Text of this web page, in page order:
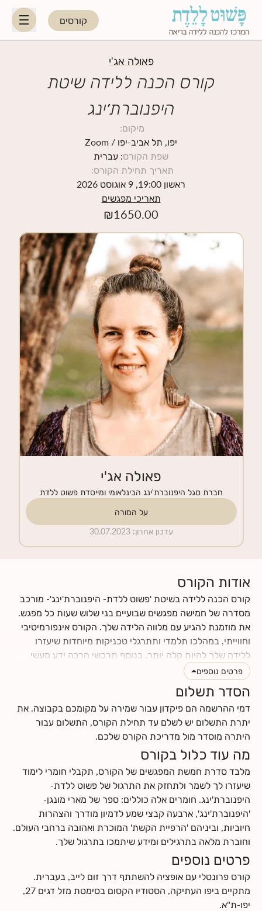
קורסים
היפנוברת׳ינג
לקראת ההורות
תאריכי קורסים קרובים
בלוג
חנות
צרי קשר
פאולה אג'י
קורס הכנה ללידה שיטת
היפנוברת׳ינג
מיקום:
יפו, תל אביב-יפו / Zoom
שפת הקורס: עברית
תאריך תחילת הקורס:
ראשון 19:00, 9 אוגוסט 2026
תאריכי מפגשים
₪1650.00
פאולה אג'י
חברת סגל היפנוברת'ינג הבינלאומי ומייסדת פשוט ללדת
על המורה
עדכון אחרון:
30.07.2023
אודות הקורס
קורס הכנה ללידה בשיטת 'פשוט ללדת- היפנוברת'ינג'- מורכב
מסדרה של חמישה מפגשים שבועיים בני שלוש שעות כל מפגש.
את מוזמנת להגיע עם מלווה הלידה שלך. הקורס אינפורמיטיבי
וחווייתי, במהלכו תלמדי ותתרגלי טכניקות מיוחדות שיעזרו
ללידה שלך להיות קלה יותר. בנוסף תרכשי הרבה ידע מעשי
וטיפים לתקופת ההריון והלידה. תינתן לך ההזדמנות לעבור
תהליך מהנה של הבאת מודעות עצמית לגוף ולנפש שלך, תגלי
כמה הם מושפעים אחד מהשני, וכמה הם יכולים לתרום ולתמוך
בלידה עדינה כאשר לומדים להרפות אותם. את ומלווה הלידה
שלך תרכשו ידע ותפתחו כישורי תקשורת אחד עם השנייה, עם
התינוק.ת שלכם ועם הצוות הרפואי.
לחצי כאןלקרוא עוד על תוכן הקורס
לחציכאןלמצוא מידע על החזרי ביטוח
פרטים נוספים
הסדר תשלום
דמי ההרשמה הם פיקדון עבור שמירה על מקומכם בקבוצה. את
יתרת התשלום יש לשלם עד תחילת הקורס, התשלום עבור
היתרה מוסדר מול מדריכת הקורס שלכם.
מה עוד כלול בקורס
מלבד סדרת חמשת המפגשים של הקורס, תקבלי חומרי לימוד
שיעזרו לך לשמר ולתחזק את התרגול של פשוט ללדת-
היפנוברת'ינג. חומרים אלה כוללים: ספר של מארי מונגן-
'היפנוברת'ינג', ארבעה קבצי שמע לדמיון מודרך והצהרות
חיוביות, וביניהם 'הרפיית הקשת' המוכרת ואהובה ברחבי העולם.
וחוברת מלאה בתרגילים ומידע שיתמכו בתרגול שלך.
פרטים נוספים
קורס פרונטלי עם אופציה להשתתף דרך זום לייב, בעברית.
מתקיים ביפו העתיקה, הסטודיו הקסום בסימטת מזל דגים 27,